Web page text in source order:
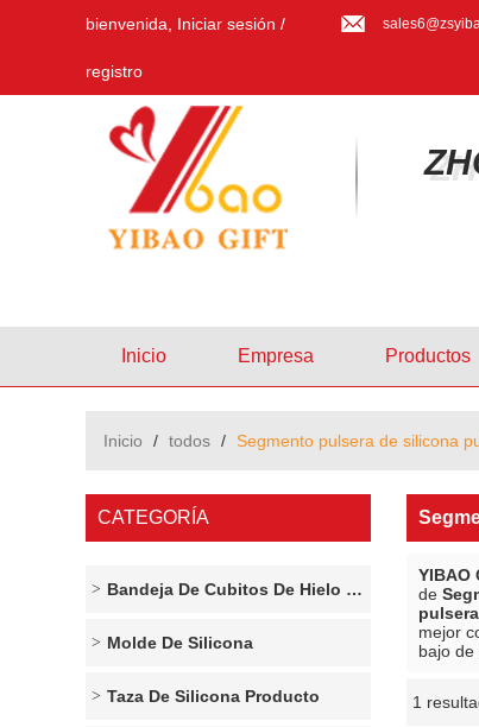
bienvenida, Iniciar sesión /
registro
Inicio Empresa Productos
Inicio / todos / Segmento pulsera de silicona
CATEGORÍA
Bandeja De Cubitos De Hielo De Silicona
Molde De Silicona
Taza De Silicona Producto
YIBAO
de
mejor
bajo de
1
escaparate